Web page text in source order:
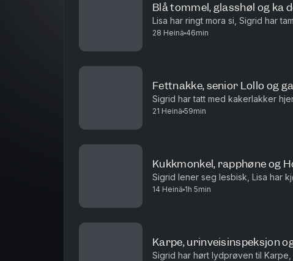
Blå tommel, glasshøl og ka
Lisa har ringt mora si, Sigrid har
28 Heinä 46min
Fettnakke, senior Lollo og
Sigrid har tatt med kakerlakker
21 Heinä 59min
Kukkmonkel, rapphøne og
Sigrid lener seg lesbisk, Lisa har
14 Heinä 1h 5min
Karpe, urinveisinspeksjon
Sigrid har hørt lydprøven til